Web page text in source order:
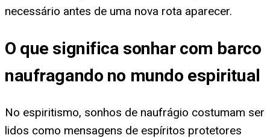
necessário antes de uma nova rota aparecer.
O que significa sonhar com barco
naufragando no mundo espiritual
No espiritismo, sonhos de naufrágio costumam ser
lidos como mensagens de espíritos protetores